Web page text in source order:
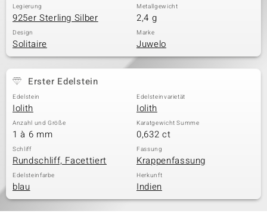
Legierung
925er Sterling Silber
Metallgewicht
2,4 g
Design
Solitaire
Marke
Juwelo
Erster Edelstein
Edelstein
Iolith
Edelsteinvarietät
Iolith
Anzahl und Größe
1 à 6 mm
Karatgewicht Summe
0,632 ct
Schliff
Rundschliff, Facettiert
Fassung
Krappenfassung
Edelsteinfarbe
blau
Herkunft
Indien